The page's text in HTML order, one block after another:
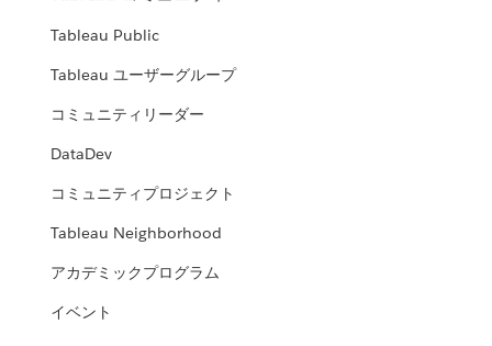
Tableau Public
Tableau ユーザーグループ
コミュニティリーダー
DataDev
コミュニティプロジェクト
Tableau Neighborhood
アカデミックプログラム
イベント